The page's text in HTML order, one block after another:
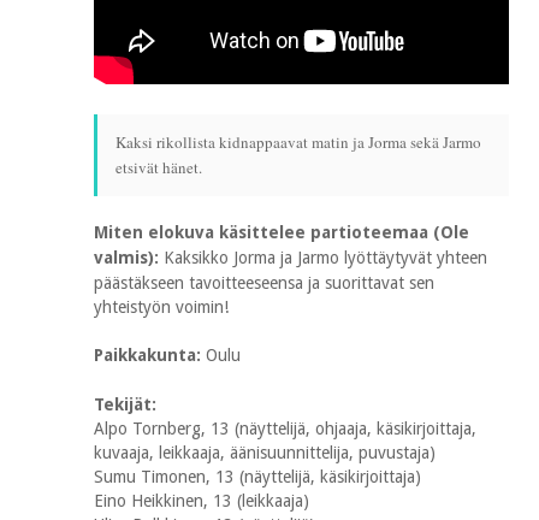
Kaksi rikollista kidnappaavat matin ja Jorma sekä Jarmo
etsivät hänet.
Miten elokuva käsittelee partioteemaa (Ole
valmis): Kaksikko Jorma ja Jarmo lyöttäytyvät yhteen
päästäkseen tavoitteeseensa ja suorittavat sen
yhteistyön voimin!
Paikkakunta: Oulu
Tekijät:
Alpo Tornberg, 13 (näyttelijä, ohjaaja, käsikirjoittaja,
kuvaaja, leikkaaja, äänisuunnittelija, puvustaja)
Sumu Timonen, 13 (näyttelijä, käsikirjoittaja)
Eino Heikkinen, 13 (leikkaaja)